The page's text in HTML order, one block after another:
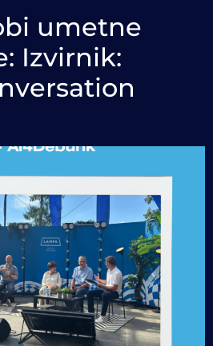
umetne
Izvirnik: